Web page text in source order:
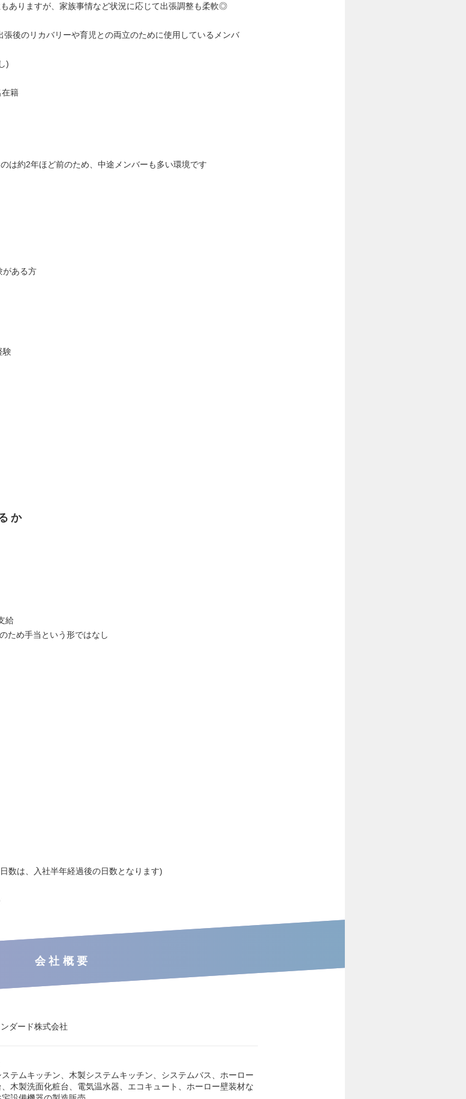
ありますが、家族事情など状況に応じて出張調整も柔軟◎
後のリカバリーや育児との両立のために使用しているメンバ
)
在籍
は約2年ほど前のため、中途メンバーも多い環境です
がある方
験
か
給
ため手当という形ではなし
数は、入社半年経過後の日数となります)
会社概要
ダード株式会社
テムキッチン、木製システムキッチン、システムバス、ホーロー
木製洗面化粧台、電気温水器、エコキュート、ホーロー壁装材な